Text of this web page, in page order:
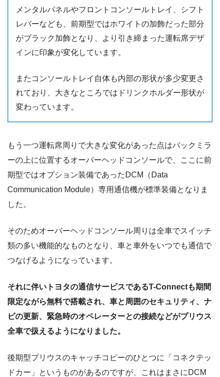
メンタルパネルやフロントコンソールトレイ、シフト
レバーなども、前期型ではホワイトの加飾だった部分
がブラック加飾となり、より引き締まった運転席デザ
インに印象が変化しています。
またコンソールトレイ自体も内部の形状が多少変更さ
れており、大きなところではドリンクホルダー形状が
変わっています。
もう一つ運転席周りで大きな変化があった点はバックミラ
ーの上に位置するオーバーヘッドコンソールで、ここに前
期型ではオプション装備であったDCM（Data
Communication Module）専用通信機が標準装備となりま
した。
そのためオーバーヘッドコンソール周りは全車でスイッチ
類の多い機能的なものとなり、車と車外をいつでも通信で
つなげるようになっています。
それに伴いトヨタの通信サービスであるT-Connectも期間
限定ながら無料で搭載され、車と周囲のセキュリティ、ナ
ビの更新、緊急時のオペレーターとの接続などがプリウス
全車で扱えるようになりました。
後期型プリウスのキャッチコピーのひとつに「コネクテッ
ドカー」というものがあるのですが、これはまさにDCM